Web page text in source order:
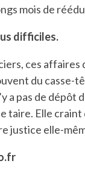
mois de
difficiles.
ces affaires
du casse-
a pas de dépôt
taire. Elle craint
justice elle-